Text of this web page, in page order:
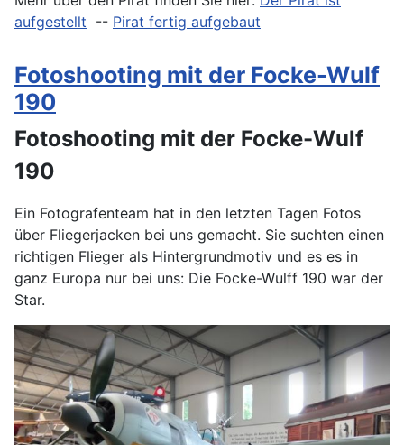
aufgestellt -- Pirat fertig aufgebaut
Fotoshooting mit der Focke-Wulf
190
Fotoshooting mit der Focke-Wulf
190
Ein Fotografenteam hat in den letzten Tagen Fotos
über Fliegerjacken bei uns gemacht. Sie suchten einen
richtigen Flieger als Hintergrundmotiv und es es in
ganz Europa nur bei uns: Die Focke-Wulff 190 war der
Star.